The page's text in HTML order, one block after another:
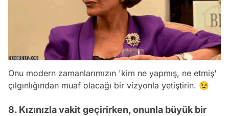
Onu modern zamanlarımızın 'kim ne yapmış, ne etmiş'
çılgınlığından muaf olacağı bir vizyonla yetiştirin. 😉
8. Kızınızla vakit geçirirken, onunla büyük bir